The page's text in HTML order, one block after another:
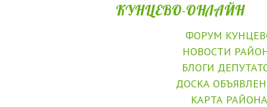
КУНЦЕВО-ОНЛАЙН
ФОРУМ
НОВОСТИ
БЛОГИ
ДОСКА
КАРТА РАЙОНА